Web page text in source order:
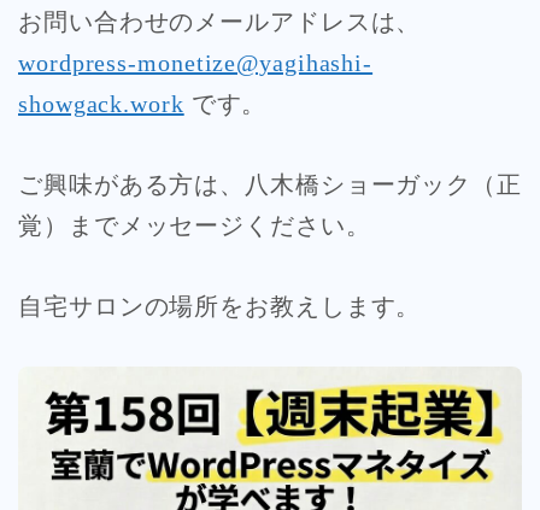
お問い合わせのメールアドレスは、
wordpress-monetize@yagihashi-
showgack.work です。
ご興味がある方は、八木橋ショーガック（正
覚）までメッセージください。
自宅サロンの場所をお教えします。